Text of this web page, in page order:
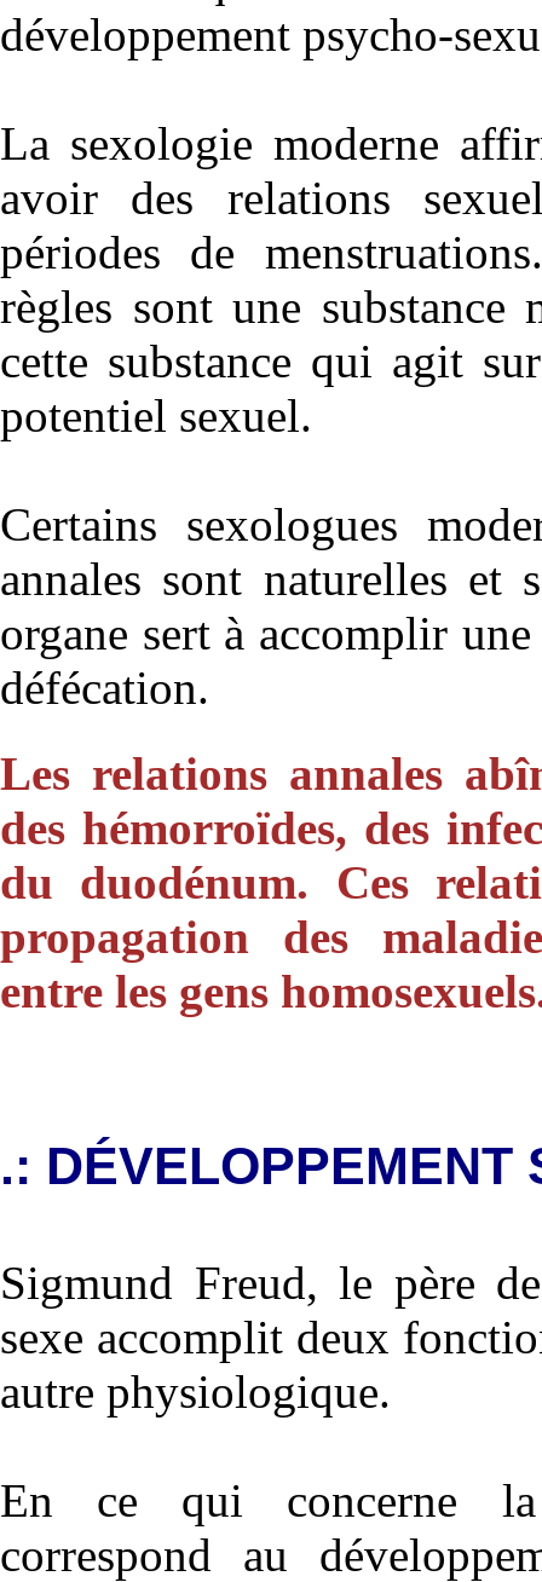
développement psycho-
La sexologie moderne
avoir des relations
périodes de
règles sont une
cette substance qui agit
potentiel sexuel.
Certains sexologues
annales sont naturelles et
organe sert à accomplir
défécation.
Les relations annales
des hémorroïdes, des
du duodénum. Ces
propagation des
entre les gens
.: DÉVELOPPEMENT
Sigmund Freud, le père
sexe accomplit deux
autre physiologique.
En ce qui concerne la
correspond au